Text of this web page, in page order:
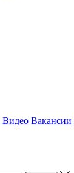
Видео Вакансии